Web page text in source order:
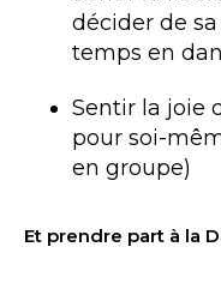
décider de
temps en
Sentir la joie
pour soi-
en groupe)
Et prendre part à la